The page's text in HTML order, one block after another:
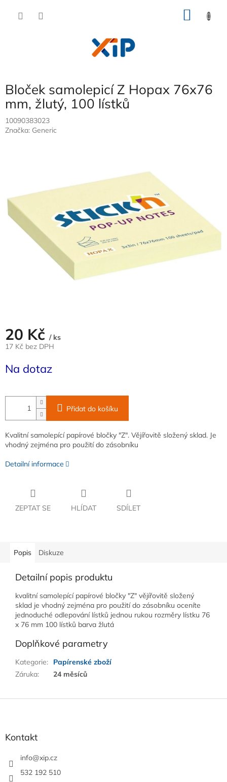
Bloček samolepicí Z Hopax 76x76
mm, žlutý, 100 lístků
10090383023
Značka: Generic
20 Kč / ks
17 Kč bez DPH
cena:
Na dotaz
Přidat do košíku
Kvalitní samolepící papírové bločky "Z". Vějířovitě složený sklad. Je
vhodný zejména pro použití do zásobníku
Detailní informace
ZEPTAT SE HLÍDAT SDÍLET
Popis Diskuze
Detailní popis produktu
kvalitní samolepící papírové bločky "Z" vějířovitě složený
sklad je vhodný zejména pro použití do zásobníku oceníte
jednoduché odlepování lístků jednou rukou rozměry lístku 76
x 76 mm 100 lístků barva žlutá
Doplňkové parametry
Kategorie:
Papírenské zboží
Záruka: 24 měsíců
Kontakt
info@xip.cz
532 192 510